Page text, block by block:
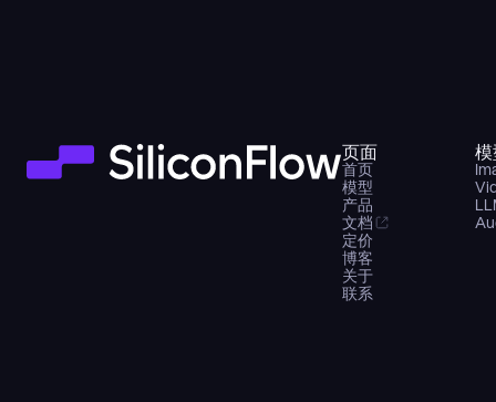
页面
首页
模型
产品
文档
定价
博客
关于
联系